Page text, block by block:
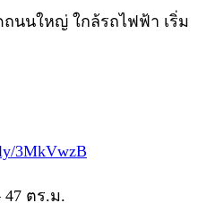
นนใหญ่ ใกล้รถไฟฟ้า เริ่ม
3MkVwzB
ตร.ม.